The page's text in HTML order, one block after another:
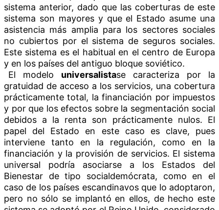
sistema anterior, dado que las coberturas de este
sistema son mayores y que el Estado asume una
asistencia más amplia para los sectores sociales
no cubiertos por el sistema de seguros sociales.
Este sistema es el habitual en el centro de Europa
y en los países del antiguo bloque soviético.
El modelo universalistase caracteriza por la
gratuidad de acceso a los servicios, una cobertura
prácticamente total, la financiación por impuestos
y por que los efectos sobre la segmentación social
debidos a la renta son prácticamente nulos. El
papel del Estado en este caso es clave, pues
interviene tanto en la regulación, como en la
financiación y la provisión de servicios. El sistema
universal podría asociarse a los Estados del
Bienestar de tipo socialdemócrata, como en el
caso de los países escandinavos que lo adoptaron,
pero no sólo se implantó en ellos, de hecho este